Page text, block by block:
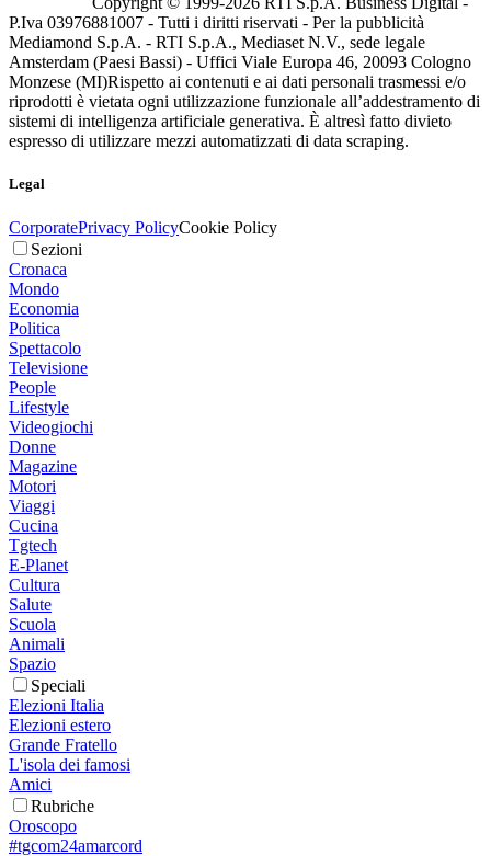
P.Iva 03976881007 - Tutti i diritti riservati - Per la pubblicità
Mediamond S.p.A. - RTI S.p.A., Mediaset N.V., sede legale
Amsterdam (Paesi Bassi) - Uffici Viale Europa 46, 20093 Cologno
Monzese (MI)Rispetto ai contenuti e ai dati personali trasmessi e/o
riprodotti è vietata ogni utilizzazione funzionale all’addestramento di
sistemi di intelligenza artificiale generativa. È altresì fatto divieto
espresso di utilizzare mezzi automatizzati di data scraping.
Legal
CorporatePrivacy PolicyCookie Policy
Sezioni
Cronaca
Mondo
Economia
Politica
Spettacolo
Televisione
People
Lifestyle
Videogiochi
Donne
Magazine
Motori
Viaggi
Cucina
Tgtech
E-Planet
Cultura
Salute
Scuola
Animali
Spazio
Speciali
Elezioni Italia
Elezioni estero
Grande Fratello
L'isola dei famosi
Amici
Rubriche
Oroscopo
#tgcom24amarcord